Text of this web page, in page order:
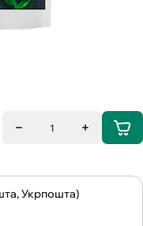
1
Укрпошта)